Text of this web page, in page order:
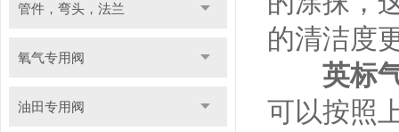
管件，弯头，法兰
氧气专用阀
油田专用阀
的清洁度
英标
可以按照